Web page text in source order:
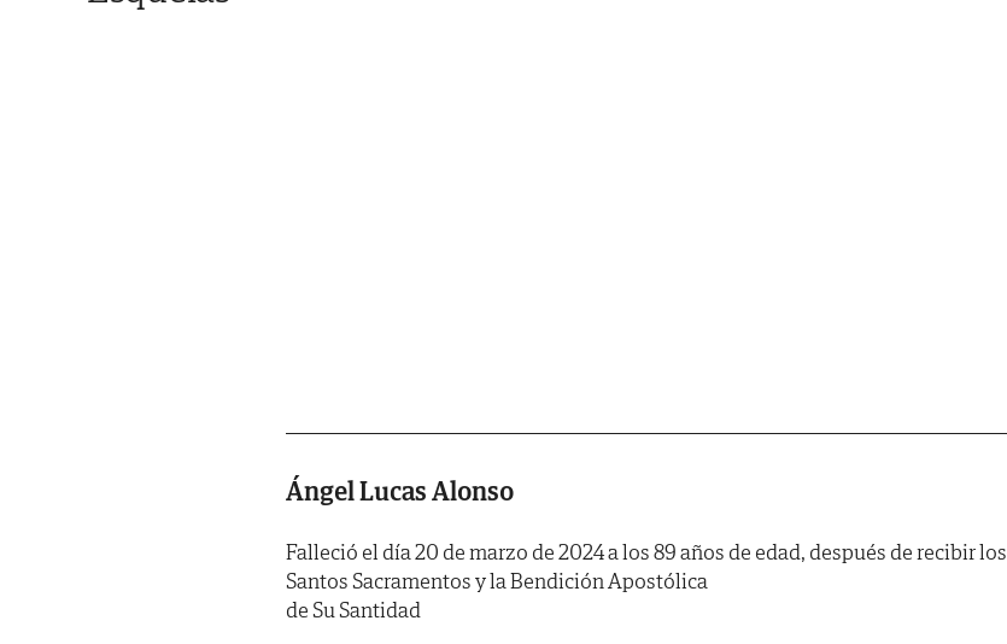
Ángel Lucas Alonso
Falleció el día 20 de marzo de 2024 a los 89 años de edad, después de recibir los
Santos Sacramentos y la Bendición Apostólica
de Su Santidad